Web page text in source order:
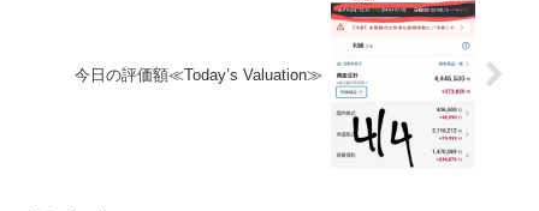
今日の評価額≪Today’s Valuation≫